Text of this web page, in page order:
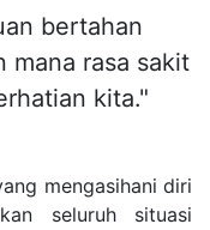
bertahan
mana rasa sakit
kita."
mengasihani diri
seluruh situasi